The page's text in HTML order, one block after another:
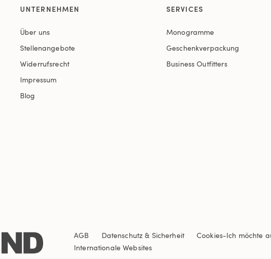
UNTERNEHMEN
Über uns
Stellenangebote
Widerrufsrecht
Impressum
Blog
SERVICES
Monogramme
Geschenkverpackung
Business Outfitters
AGB Datenschutz & Sicherheit Cookies-Ich möchte
Internationale Websites